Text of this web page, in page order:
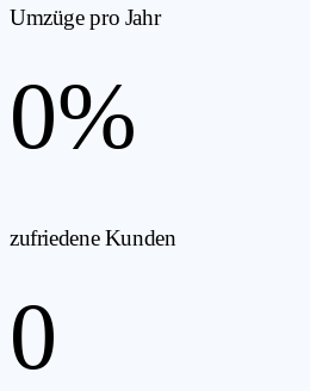
Umzüge pro Jahr
0%
zufriedene Kunden
0